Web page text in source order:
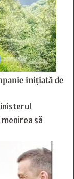
inițiată de
să